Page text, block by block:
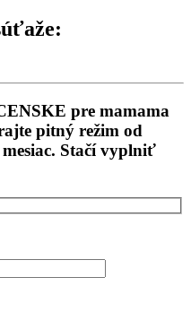
pitný režim od
Stačí vyplniť